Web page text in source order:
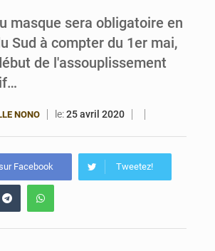
Bénin : Le CEG La Verdure de Ouèdo fait sa mue pour la rentrée
masque sera obligatoire en
Sud à compter du 1er mai,
de l'assouplissement
NONO le:25 avril 2020
Facebook Tweetez!